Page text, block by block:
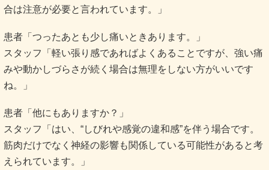
合は注意が必要と言われています。」
患者「つったあとも少し痛いときあります。」
スタッフ「軽い張り感であればよくあることですが、強い痛
みや動かしづらさが続く場合は無理をしない方がいいです
ね。」
患者「他にもありますか？」
スタッフ「はい、“しびれや感覚の違和感”を伴う場合です。
筋肉だけでなく神経の影響も関係している可能性があると考
えられています。」